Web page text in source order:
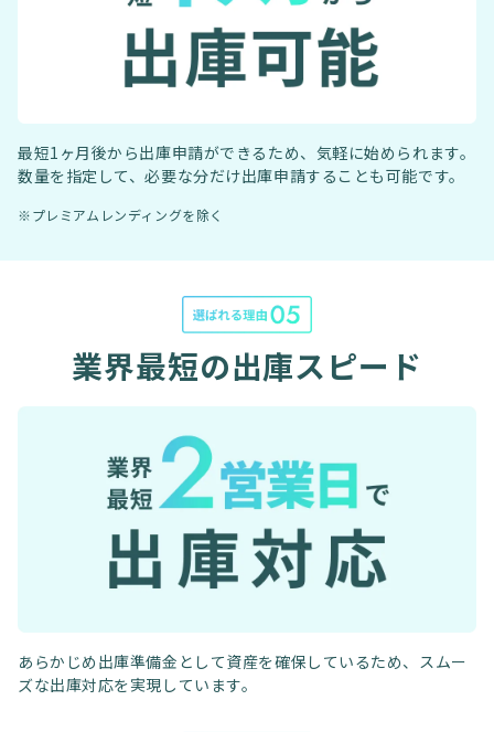
最短1ヶ月後から出庫申請ができるため、気軽に始められます。
数量を指定して、必要な分だけ出庫申請することも可能です。
※プレミアムレンディングを除く
業界最短の出庫スピード
あらかじめ出庫準備金として資産を確保しているため、 スムー
ズな出庫対応を実現しています。